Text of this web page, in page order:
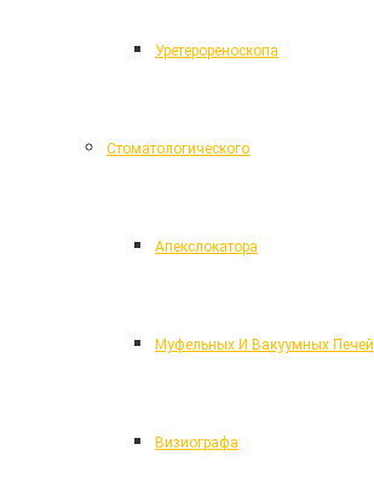
Уретерореноскопа
Стоматологического
Апекслокатора
Муфельных И Вакуумных Печей
Визиографа